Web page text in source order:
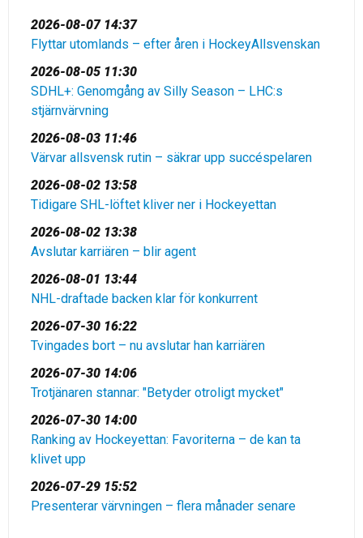
2026-08-07 14:37
Flyttar utomlands – efter åren i HockeyAllsvenskan
2026-08-05 11:30
SDHL+: Genomgång av Silly Season – LHC:s
stjärnvärvning
2026-08-03 11:46
Värvar allsvensk rutin – säkrar upp succéspelaren
2026-08-02 13:58
Tidigare SHL-löftet kliver ner i Hockeyettan
2026-08-02 13:38
Avslutar karriären – blir agent
2026-08-01 13:44
NHL-draftade backen klar för konkurrent
2026-07-30 16:22
Tvingades bort – nu avslutar han karriären
2026-07-30 14:06
Trotjänaren stannar: "Betyder otroligt mycket"
2026-07-30 14:00
Ranking av Hockeyettan: Favoriterna – de kan ta
klivet upp
2026-07-29 15:52
Presenterar värvningen – flera månader senare